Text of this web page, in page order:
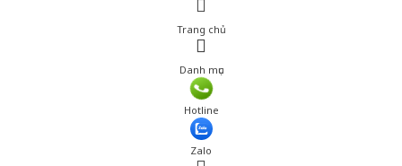
Trang chủ
Danh mục
Hotline
Zalo